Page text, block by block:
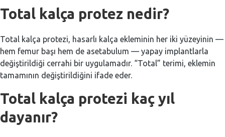
Total kalça protez nedir?
Total kalça protezi, hasarlı kalça ekleminin her iki yüzeyinin —
hem femur başı hem de asetabulum — yapay implantlarla
değiştirildiği cerrahi bir uygulamadır. “Total” terimi, eklemin
tamamının değiştirildiğini ifade eder.
Total kalça protezi kaç yıl
dayanır?